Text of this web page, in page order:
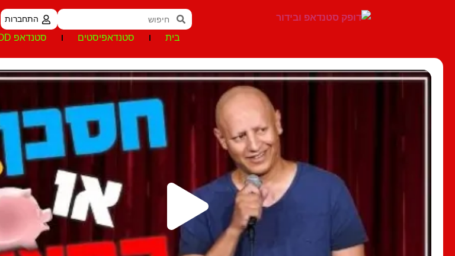
התחברות
בית סטנדאפיסטים סטנדאפ VOD